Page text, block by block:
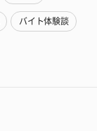
バイト体験談